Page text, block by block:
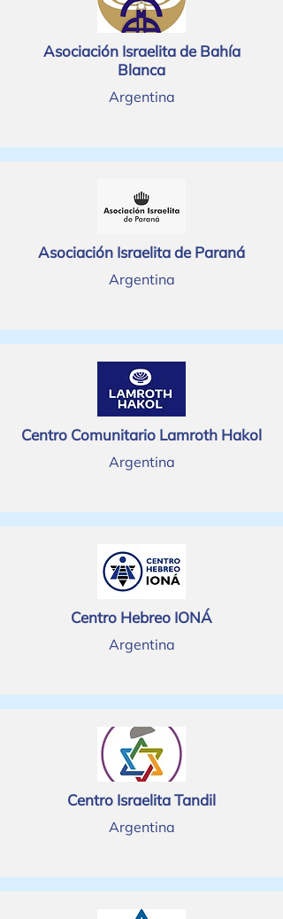
Asociación Israelita de Bahía
Blanca
Argentina
Asociación Israelita de Paraná
Argentina
Centro Comunitario Lamroth Hakol
Argentina
Centro Hebreo IONÁ
Argentina
Centro Israelita Tandil
Argentina